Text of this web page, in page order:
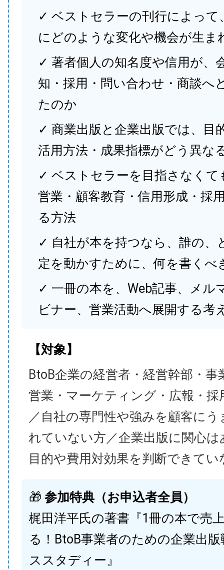
✓ ベストセラーの刊行によって
にどのような変化や機会が生ま
✓ 著者個人の知名度や信用が、
知・採用・問い合わせ・商談へ
たのか
✓ 商業出版と企業出版では、目
活用方法・成果指標がどう異な
✓ ベストセラーを目指さなくて
営業・顧客教育・信用形成・採
る方法
✓ 自社が本を持つなら、誰の、
定を動かすために、何を書くべ
✓ 一冊の本を、Web記事、メル
ビナー、営業活動へ展開する考
【対象】
BtoB企業の経営者・経営幹部・事
営業・マーケティング・広報・採
／自社の専門性や強みを顧客に
れていない方／企業出版に関心
目的や費用対効果を判断できてい
🎁 参加特典（お申込者全員）
梶田洋平氏の著書『1冊の本で売
る！BtoB事業者のための企業出
ススタディー』